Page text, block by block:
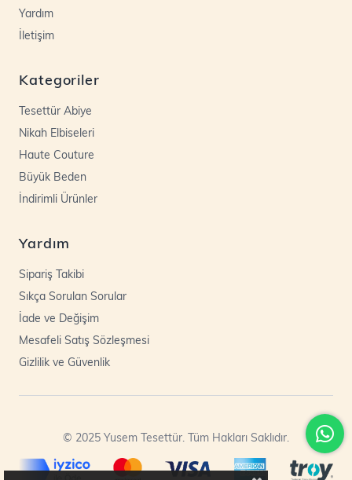
Yardım
İletişim
Kategoriler
Tesettür Abiye
Nikah Elbiseleri
Haute Couture
Büyük Beden
İndirimli Ürünler
Yardım
Sipariş Takibi
Sıkça Sorulan Sorular
İade ve Değişim
Mesafeli Satış Sözleşmesi
Gizlilik ve Güvenlik
© 2025 Yusem Tesettür. Tüm Hakları Saklıdır.